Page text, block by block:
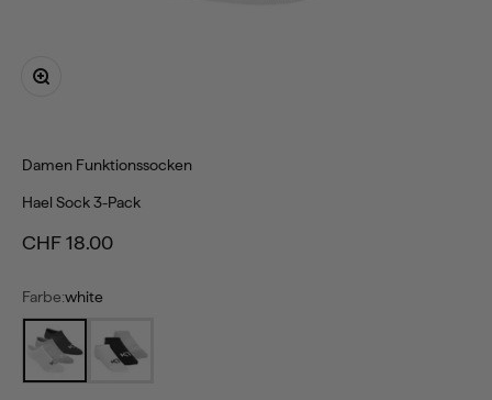
Bild vergrößern
Damen Funktionssocken
Hael Sock 3-Pack
Angebot
CHF 18.00
Farbe:white
white
btw